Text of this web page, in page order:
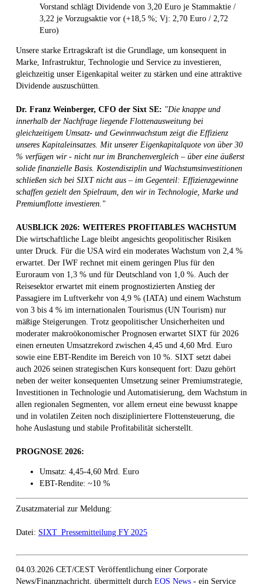
Vorstand schlägt Dividende von 3,20 Euro je Stammaktie /
3,22 je Vorzugsaktie vor (+18,5 %; Vj: 2,70 Euro / 2,72
Euro)
Unsere starke Ertragskraft ist die Grundlage, um konsequent in
Marke, Infrastruktur, Technologie und Service zu investieren,
gleichzeitig unser Eigenkapital weiter zu stärken und eine attraktive
Dividende auszuschütten.
Dr. Franz Weinberger, CFO der Sixt SE: "Die knappe und
innerhalb der Nachfrage liegende Flottenausweitung bei
gleichzeitigem Umsatz- und Gewinnwachstum zeigt die Effizienz
unseres Kapitaleinsatzes. Mit unserer Eigenkapitalquote von über 30
% verfügen wir - nicht nur im Branchenvergleich – über eine äußerst
solide finanzielle Basis. Kostendisziplin und Wachstumsinvestitionen
schließen sich bei SIXT nicht aus – im Gegenteil: Effizienzgewinne
schaffen gezielt den Spielraum, den wir in Technologie, Marke und
Premiumflotte investieren."
AUSBLICK 2026: WEITERES PROFITABLES WACHSTUM
Die wirtschaftliche Lage bleibt angesichts geopolitischer Risiken
unter Druck. Für die USA wird ein moderates Wachstum von 2,4 %
erwartet. Der IWF rechnet mit einem geringen Plus für den
Euroraum von 1,3 % und für Deutschland von 1,0 %. Auch der
Reisesektor erwartet mit einem prognostizierten Anstieg der
Passagiere im Luftverkehr von 4,9 % (IATA) und einem Wachstum
von 3 bis 4 % im internationalen Tourismus (UN Tourism) nur
mäßige Steigerungen. Trotz geopolitischer Unsicherheiten und
moderater makroökonomischer Prognosen erwartet SIXT für 2026
einen erneuten Umsatzrekord zwischen 4,45 und 4,60 Mrd. Euro
sowie eine EBT-Rendite im Bereich von 10 %. SIXT setzt dabei
auch 2026 seinen strategischen Kurs konsequent fort: Dazu gehört
neben der weiter konsequenten Umsetzung seiner Premiumstrategie,
Investitionen in Technologie und Automatisierung, dem Wachstum in
allen regionalen Segmenten, vor allem erneut eine bewusst knappe
und in volatilen Zeiten noch diszipliniertere Flottensteuerung, die
hohe Auslastung und stabile Profitabilität sicherstellt.
PROGNOSE 2026:
Umsatz: 4,45-4,60 Mrd. Euro
EBT-Rendite: ~10 %
Zusatzmaterial zur Meldung:
Datei: SIXT_Pressemitteilung FY 2025
04.03.2026 CET/CEST Veröffentlichung einer Corporate
News/Finanznachricht, übermittelt durch EQS News - ein Service